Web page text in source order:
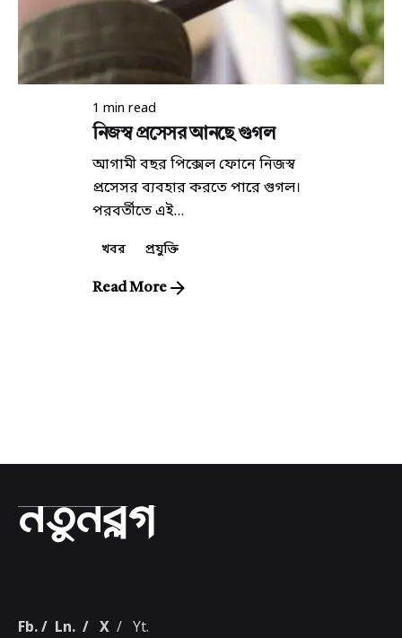
কিউরেটর
1 min read
নিজস্ব প্রসেসর আনছে গুগল
আগামী বছর পিক্সেল ফোনে নিজস্ব
প্রসেসর ব্যবহার করতে পারে গুগল।
পরবর্তীতে এই...
খবর প্রযুক্তি
Read More
Fb. / Ln. / X / Yt.